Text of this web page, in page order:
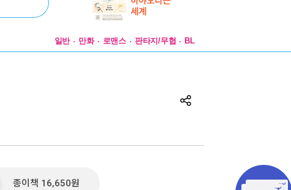
일반 만화 로맨스 판타지/무협 BL
종이책 16,650원